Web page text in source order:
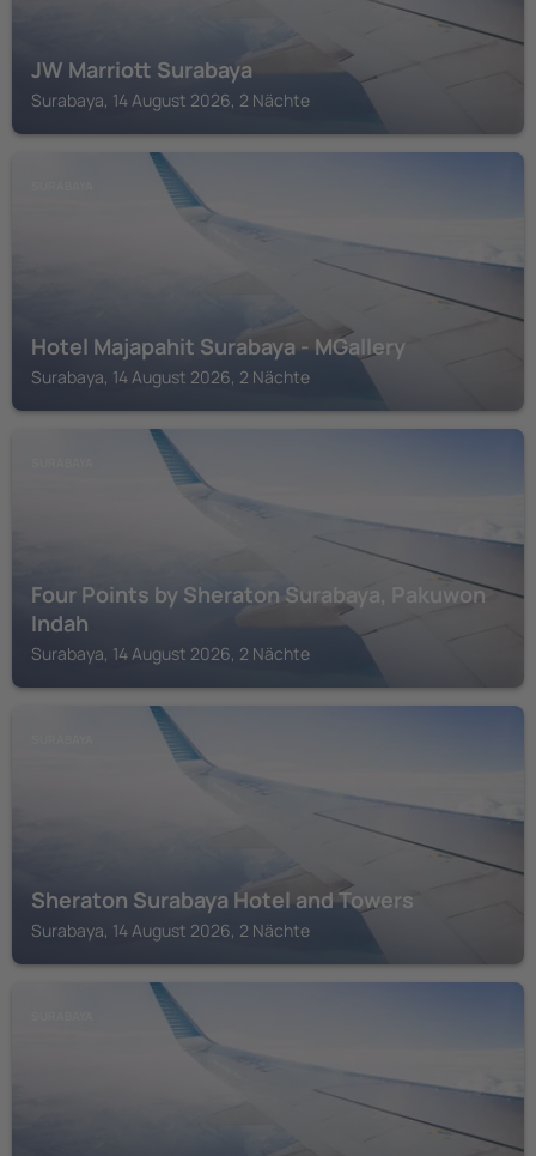
JW Marriott Surabaya
Surabaya, 14 August 2026, 2 Nächte
Hotel Majapahit Surabaya - MGallery
Surabaya, 14 August 2026, 2 Nächte
Four Points by Sheraton Surabaya, Pakuwon
Indah
Surabaya, 14 August 2026, 2 Nächte
Sheraton Surabaya Hotel and Towers
Surabaya, 14 August 2026, 2 Nächte